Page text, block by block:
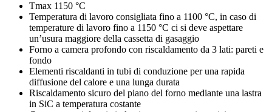
Tmax 1150 °C
Temperatura di lavoro consigliata fino a 1100 °C, in caso di
temperature di lavoro fino a 1150 °C ci si deve aspettare
un’usura maggiore della cassetta di gasaggio
Forno a camera profondo con riscaldamento da 3 lati: pareti e
fondo
Elementi riscaldanti in tubi di conduzione per una rapida
diffusione del calore e una lunga durata
Riscaldamento sicuro del piano del forno mediante una lastra
in SiC a temperatura costante